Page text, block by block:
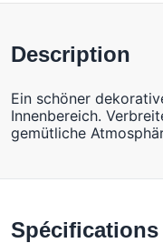
Description
Ein schöner
Innenbereich.
gemütliche
Spécifications